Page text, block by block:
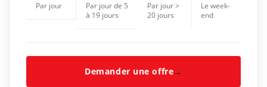
Par jour
Par jour de 5
à 19 jours
Par jour >
20 jours
Le week-
end
Demander une offre→